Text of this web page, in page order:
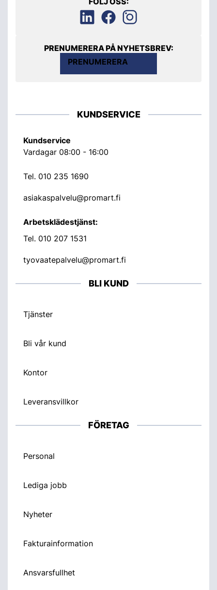
PRENUMERERA PÅ NYHETSBREV:
PRENUMERERA
KUNDSERVICE
Kundservice
Vardagar 08:00 - 16:00
Tel. 010 235 1690
asiakaspalvelu@promart.fi
Arbetsklädestjänst:
Tel. 010 207 1531
tyovaatepalvelu@promart.fi
BLI KUND
Tjänster
Bli vår kund
Kontor
Leveransvillkor
FÖRETAG
Personal
Lediga jobb
Nyheter
Fakturainformation
Ansvarsfullhet